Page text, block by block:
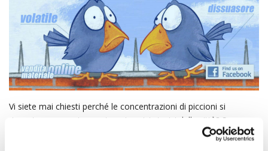
Vi siete mai chiesti perché le concentrazioni di piccioni si
riscontrano maggiormente nei centri storici delle città? Sono
state effettuate molte ricerche in merito a questo argomento ed